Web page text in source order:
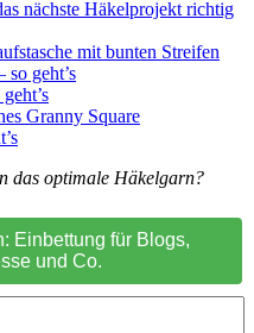
nächste Häkelprojekt richtig
mit bunten Streifen
geht’s
Granny Square
das optimale Häkelgarn?
Einbettung für Blogs,
und Co.